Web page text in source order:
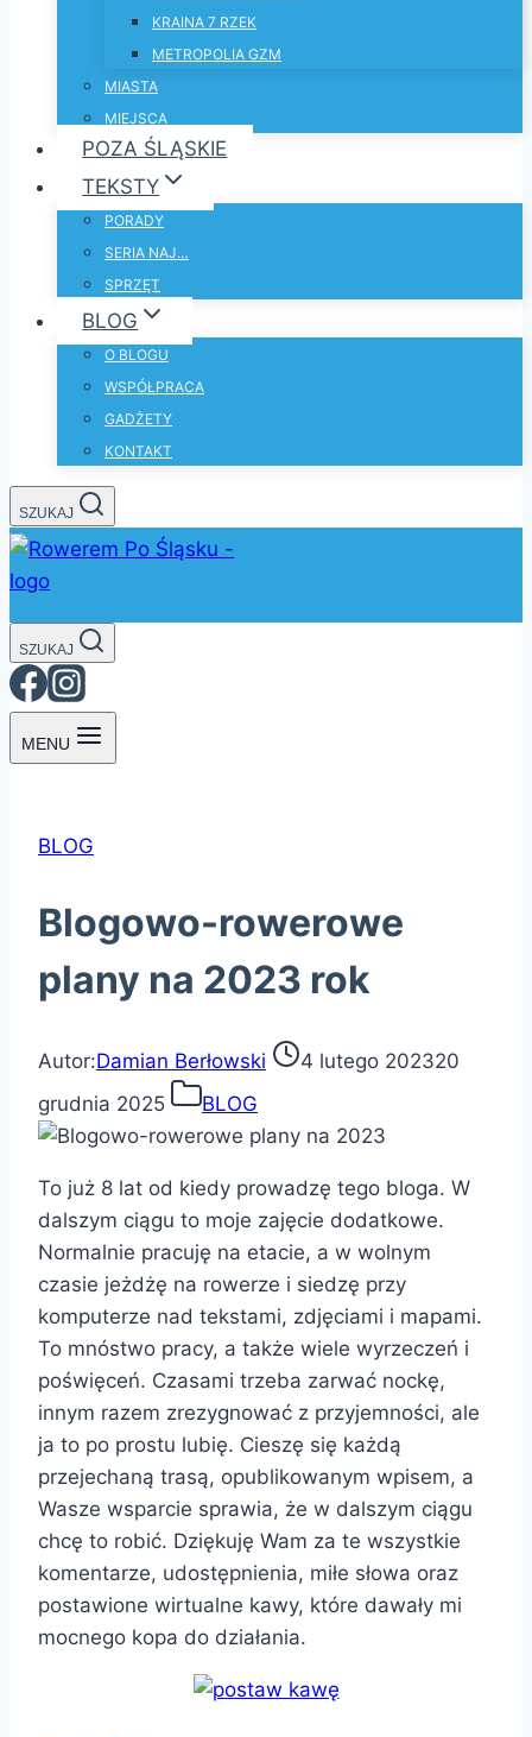
KRAINA 7 RZEK
METROPOLIA GZM
MIASTA
MIEJSCA
POZA ŚLĄSKIE
TEKSTY
PORADY
SERIA NAJ…
SPRZĘT
BLOG
O BLOGU
WSPÓŁPRACA
GADŻETY
KONTAKT
SZUKAJ
SZUKAJ
MENU
BLOG
Blogowo-rowerowe
plany na 2023 rok
Autor:Damian Berłowski 4 lutego 202320
grudnia 2025
BLOG
To już 8 lat od kiedy prowadzę tego bloga. W
dalszym ciągu to moje zajęcie dodatkowe.
Normalnie pracuję na etacie, a w wolnym
czasie jeżdżę na rowerze i siedzę przy
komputerze nad tekstami, zdjęciami i mapami.
To mnóstwo pracy, a także wiele wyrzeczeń i
poświęceń. Czasami trzeba zarwać nockę,
innym razem zrezygnować z przyjemności, ale
ja to po prostu lubię. Cieszę się każdą
przejechaną trasą, opublikowanym wpisem, a
Wasze wsparcie sprawia, że w dalszym ciągu
chcę to robić. Dziękuję Wam za te wszystkie
komentarze, udostępnienia, miłe słowa oraz
postawione wirtualne kawy, które dawały mi
mocnego kopa do działania.